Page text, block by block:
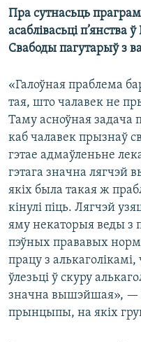
Пра сутнасьць
асаблівасьці п’янства
Свабоды пагутарыў з
«Галоўная праблема
тая, што чалавек не
Таму асноўная задача
каб чалавек прызнаў
гэтае адмаўленьне
гэтага значна лягчэй
якіх была такая ж
кінулі піць. Лягчэй
яму некаторыя веды з
пэўных прававых
працу з
ўлезьці ў скуру
значна вышэйшая», —
прынцыпы, на якіх